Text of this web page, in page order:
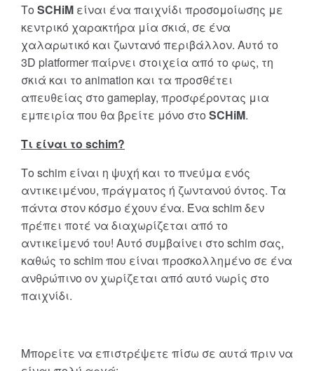
Το SCHiM είναι ένα παιχνίδι προσομοίωσης με
κεντρικό χαρακτήρα μία σκιά, σε ένα
χαλαρωτικό και ζωντανό περιβάλλον. Αυτό το
3D platformer παίρνει στοιχεία από το φως, τη
σκιά και το animation και τα προσθέτει
απευθείας στο gameplay, προσφέροντας μια
εμπειρία που θα βρείτε μόνο στο SCHiM.
Τι είναι το schim?
Το schim είναι η ψυχή και το πνεύμα ενός
αντικειμένου, πράγματος ή ζωντανού όντος. Τα
πάντα στον κόσμο έχουν ένα. Ένα schim δεν
πρέπει ποτέ να διαχωρίζεται από το
αντικείμενό του! Αυτό συμβαίνει στο schim σας,
καθώς το schim που είναι προσκολλημένο σε ένα
ανθρώπινο ον χωρίζεται από αυτό νωρίς στο
παιχνίδι.
Μπορείτε να επιστρέψετε πίσω σε αυτά πριν να